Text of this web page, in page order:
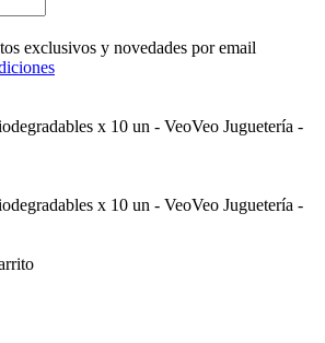
exclusivos y novedades por email